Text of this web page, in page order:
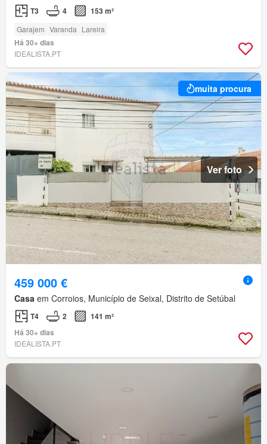
T3 4 153 m²
Garajem Varanda Lareira
Há 30+ dias
IDEALISTA.PT
muita procura
Ver foto
459 000 €
Casa em Corroios, Município de Seixal, Distrito de Setúbal
T4 2
141 m²
Há 30+ dias
IDEALISTA.PT